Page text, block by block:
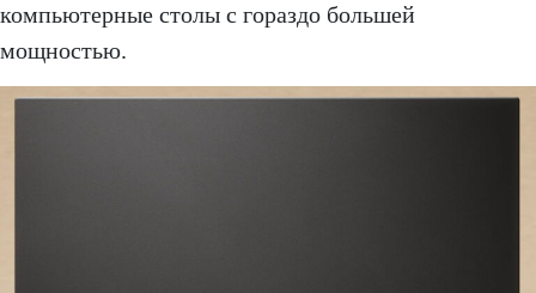
компьютерные столы с гораздо большей
мощностью.